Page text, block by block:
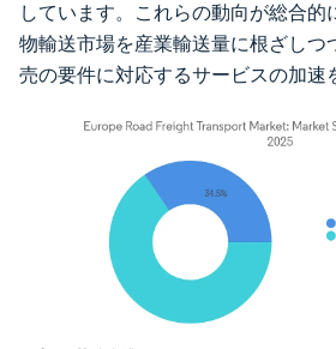
しています。これらの動向が総合的
物輸送市場を産業輸送量に根ざしつ
売の要件に対応するサービスの加速